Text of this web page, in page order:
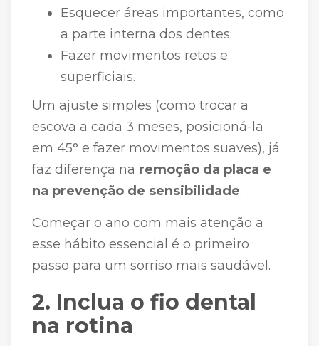
Esquecer áreas importantes, como
a parte interna dos dentes;
Fazer movimentos retos e
superficiais.
Um ajuste simples (como trocar a
escova a cada 3 meses, posicioná-la
em 45° e fazer movimentos suaves), já
faz diferença na remoção da placa e
na prevenção de sensibilidade.
Começar o ano com mais atenção a
esse hábito essencial é o primeiro
passo para um sorriso mais saudável.
2. Inclua o fio dental
na rotina